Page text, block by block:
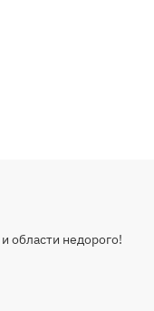
области недорого!